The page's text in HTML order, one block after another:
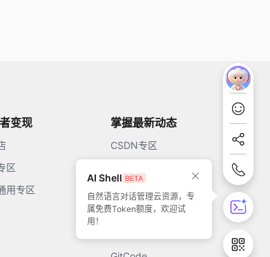
AI Shell
自然语言对话管理云资源，专
属免费Token额度，欢迎试
用！
变现
区
用专区
掌握最新动态
CSDN专区
开源中国
51CTO